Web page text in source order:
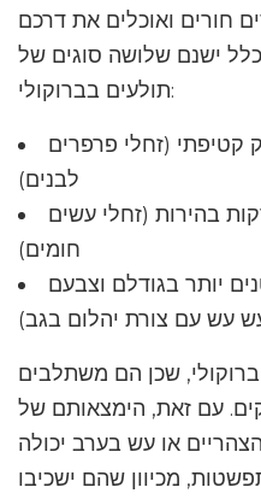
חורים ואוכלים את דרכם
ישנם שלושה סוגים של
תולעים בברוקולי:
קטיפתי (זחלי פרפרים
לבנים)
בהירות (זחלי עשים
חומים)
יותר בגודלם וצבעם
עש עם צורת יהלום בגב)
שכן הם משתלבים
עם זאת, הימצאותם של
או עש בערב יכולה
מכיוון שהם ישכיבו